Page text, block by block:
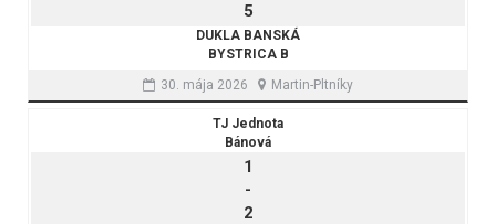
5
DUKLA BANSKÁ
BYSTRICA B
30. mája 2026
Martin-Pltníky
TJ Jednota
Bánová
1
-
2